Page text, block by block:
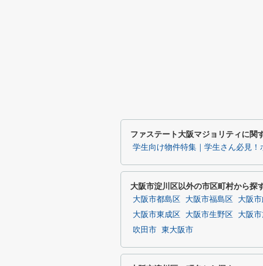
ファステート大阪マジョリティに関
学生向け物件特集｜学生さん必見！
大阪市淀川区以外の市区町村から探
大阪市都島区 大阪市福島区 大阪
大阪市東成区
大阪市生野区 大阪市
吹田市 東大阪市